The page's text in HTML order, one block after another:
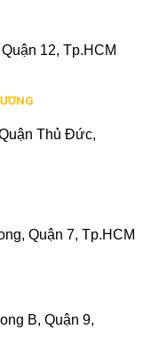
12, Tp.HCM
Thủ Đức,
Quận 7, Tp.HCM
B, Quận 9,